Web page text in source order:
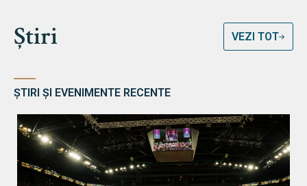
Știri VEZI TOT
ȘTIRI ȘI EVENIMENTE RECENTE